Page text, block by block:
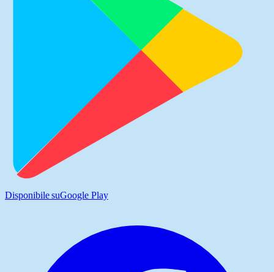
Disponibile suGoogle Play